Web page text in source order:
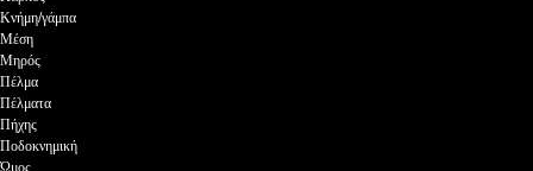
Κνήμη/γάμπα
Μέση
Μηρός
Πέλμα
Πέλματα
Πήχης
Ποδοκνημική